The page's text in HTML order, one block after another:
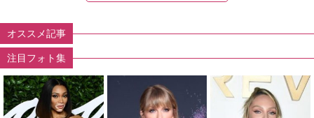
オススメ記事
注目フォト集